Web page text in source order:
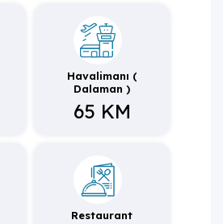
bulunan Villa Tekin 1 ile
tanımaktadır.
Havalimanı (
Dalaman )
65 KM
Restaurant